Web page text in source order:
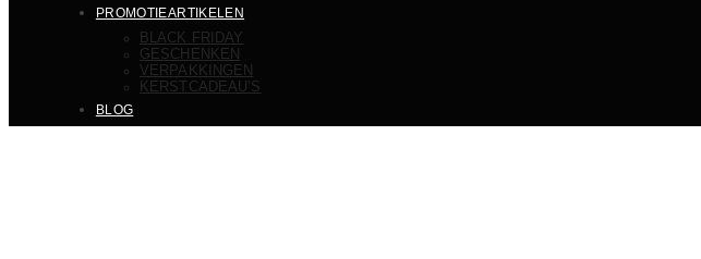
PROMOTIEARTIKELEN
BLACK FRIDAY
GESCHENKEN
VERPAKKINGEN
KERSTCADEAU’S
BLOG